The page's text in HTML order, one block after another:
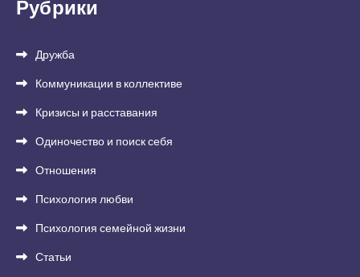
Рубрики
Дружба
Коммуникации в коллективе
Кризисы и расставания
Одиночество и поиск себя
Отношения
Психология любви
Психология семейной жизни
Статьи